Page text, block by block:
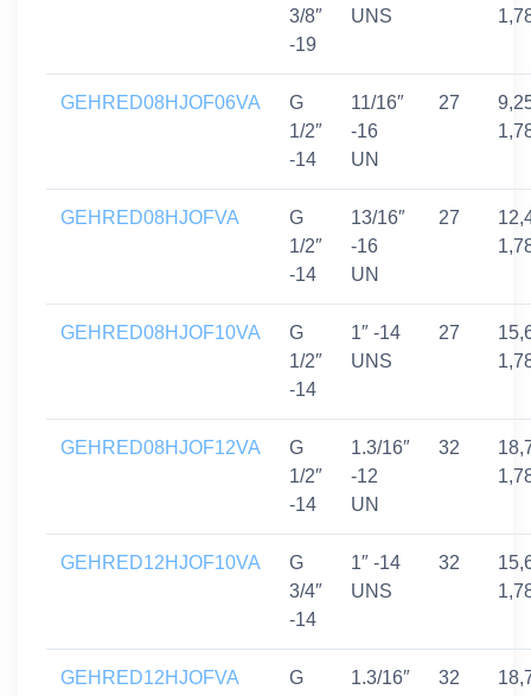
3/8″
-19
UNS
GEHRED08HJOF06VA
G
1/2″
-14
11/16″
-16
UN
27
GEHRED08HJOFVA
G
1/2″
-14
13/16″
-16
UN
27
GEHRED08HJOF10VA
G
1/2″
-14
1″ -14
UNS
27
GEHRED08HJOF12VA
G
1/2″
-14
1.3/16″
-12
UN
32
GEHRED12HJOF10VA
G
3/4″
-14
1″ -14
UNS
32
GEHRED12HJOFVA
G
1.3/16″
32